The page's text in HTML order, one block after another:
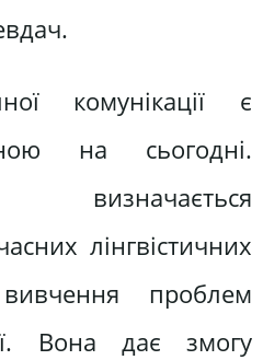
комунікації є
на сьогодні.
визначається
лінгвістичних
проблем
Вона дає змогу